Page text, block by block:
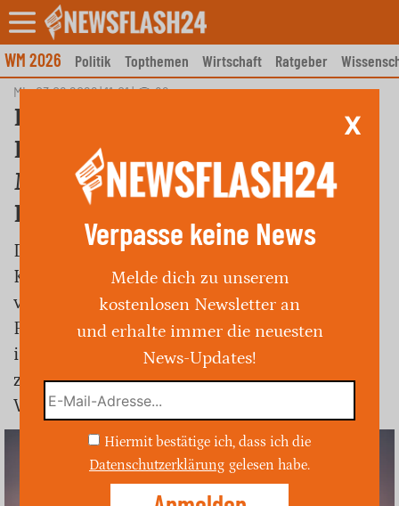
Skip
to
content
WM 2026 Politik Topthemen Wirtschaft Ratgeber
Mi., 03.06.2026 | 11:01| 89
BGH bestätigt
Rückkehrpflicht für
Mietwagen in Kölner Taxi-
Klage
Der Bundesgerichtshof hat ein Urteil des
Kölner Landgerichts bestätigt, das Mietwagen
verpflichtet, nach jeder Fahrt zu ihrem
Firmensitz zurückzukehren. Dies betrifft
insbesondere Unternehmen, die mit Uber
zusammenarbeiten, und soll unlauteren
Wettbewerb gegenüber Taxis verhindern.
X
Verpasse keine News
Melde dich zu unserem
kostenlosen Newsletter an
und erhalte immer die neuesten
News-Updates!
Hiermit bestätige ich, dass ich die
Datenschutzerklärung gelesen habe.